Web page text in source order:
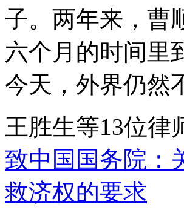
子。两年来，曹
六个月的时间里
今天，外界仍然
王胜生等13位律
致中国国务院：
救济权的要求